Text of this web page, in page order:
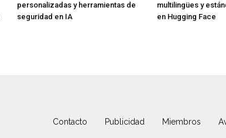
personalizadas y herramientas de
seguridad en IA
multilingües y
en Hugging Face
Contacto Publicidad Miembros